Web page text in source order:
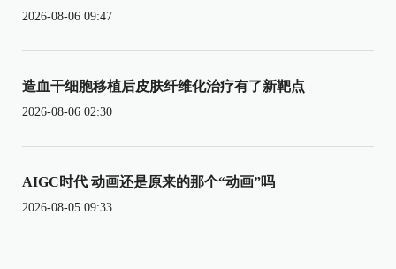
2026-08-06 09:47
造血干细胞移植后皮肤纤维化治疗有了新靶点
2026-08-06 02:30
AIGC时代 动画还是原来的那个“动画”吗
2026-08-05 09:33